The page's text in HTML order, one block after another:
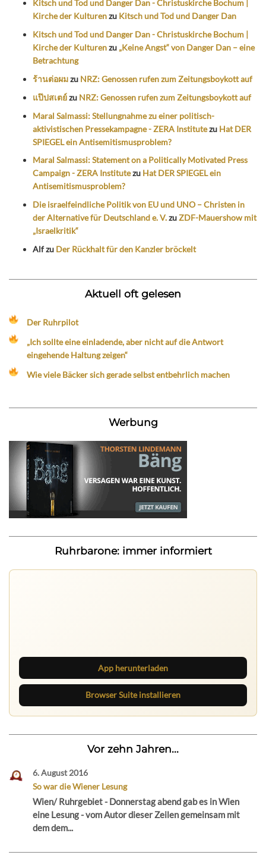
Kitsch und Tod und Danger Dan - Christuskirche Bochum |
Kirche der Kulturenzu Kitsch und Tod und Danger Dan
Kitsch und Tod und Danger Dan - Christuskirche Bochum |
Kirche der Kulturenzu „Keine Angst“ von Danger Dan – eine
Betrachtung
ร้านต่อผมzu NRZ: Genossen rufen zum Zeitungsboykott auf
แป๊ปสเตย์zu NRZ: Genossen rufen zum Zeitungsboykott auf
Maral Salmassi: Stellungnahme zu einer politisch-
aktivistischen Pressekampagne - ZERA Institutezu Hat DER
SPIEGEL ein Antisemitismusproblem?
Maral Salmassi: Statement on a Politically Motivated Press
Campaign - ZERA Institutezu Hat DER SPIEGEL ein
Antisemitismusproblem?
Die israelfeindliche Politik von EU und UNO – Christen in
der Alternative für Deutschland e. V.zuZDF-Mauershow mit
„Israelkritik“
Alfzu Der Rückhalt für den Kanzler bröckelt
Aktuell oft gelesen
Der Ruhrpilot
„Ich sollte eine einladende, aber nicht auf die Antwort
eingehende Haltung zeigen“
Wie viele Bäcker sich gerade selbst entbehrlich machen
Werbung
Ruhrbarone: immer informiert
App herunterladen
Browser Suite installieren
Vor zehn Jahren...
6. August 2016
So war die Wiener Lesung
Wien/ Ruhrgebiet - Donnerstag abend gab es in Wien
eine Lesung - vom Autor dieser Zeilen gemeinsam mit
dem dem...